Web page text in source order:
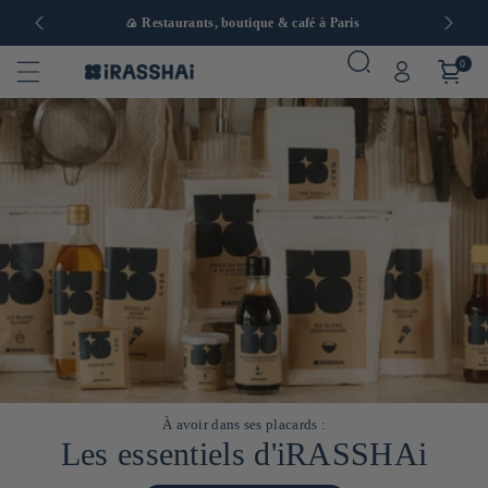
Europe 🍙 Restaurants, boutique & café à Paris
0
À avoir dans ses placards :
Les essentiels d'iRASSHAi